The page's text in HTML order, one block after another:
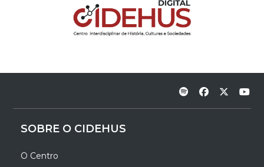
SOBRE O CIDEHUS
O Centro